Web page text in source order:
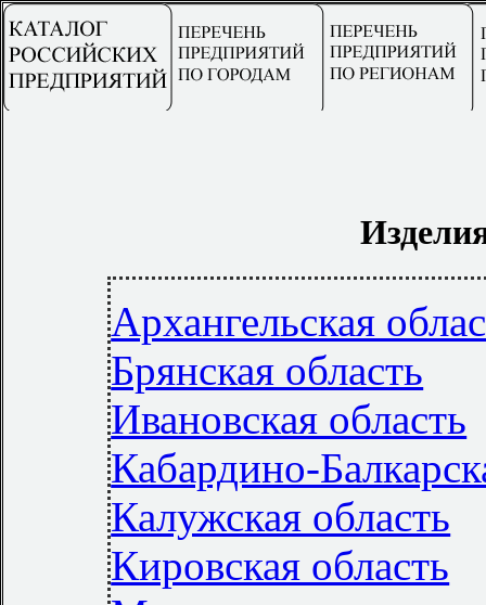
Архангельская
Брянская область
Ивановская область
Кабардино-
Калужская область
Кировская область